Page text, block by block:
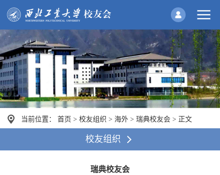
当前位置： 首页 >校友组织 >海外 >瑞典校友会 > 正文
校友组织
瑞典校友会